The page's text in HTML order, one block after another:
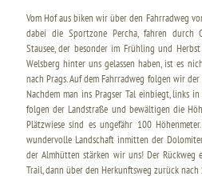
Vom Hof aus biken wir über den Fahrradweg
dabei die Sportzone Percha, fahren durch
Stausee, der besonder im Frühling und
Welsberg hinter uns gelassen haben, ist es
nach Prags. Auf dem Fahrradweg folgen wir
Nachdem man ins Pragser Tal einbiegt, links
folgen der Landstraße und bewältigen die
Plätzwiese sind es ungefähr 100
wundervolle Landschaft inmitten der
der Almhütten stärken wir uns! Der Rückweg
Trail, dann über den Herkunftsweg zurück nach